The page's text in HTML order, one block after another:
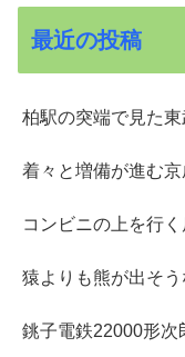
最近の投稿
柏駅の突端で見た
着々と増備が進む
コンビニの上を行
猿よりも熊が出そ
銚子電鉄22000形次